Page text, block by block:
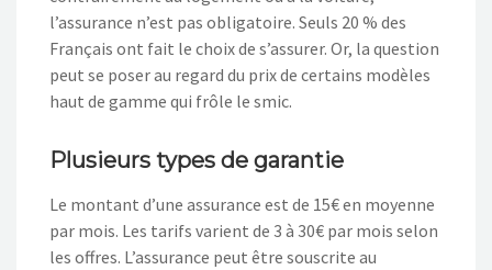
l’assurance n’est pas obligatoire. Seuls 20 % des
Français ont fait le choix de s’assurer. Or, la question
peut se poser au regard du prix de certains modèles
haut de gamme qui frôle le smic.
Plusieurs types de garantie
Le montant d’une assurance est de 15€ en moyenne
par mois. Les tarifs varient de 3 à 30€ par mois selon
les offres. L’assurance peut être souscrite au